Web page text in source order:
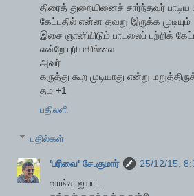
திரைத் துறையினைச் சார்ந்தவர் பாடிய
கேட்பதில் என்ன தவறு இருக்க முடியும்
இசை ஞானியிடும் பாடலைப் பற்றிக்
என்றே புரியவில்லை
அவர்
கருத்து கூற முடியாது என்று
தம +1
பதிலளி
பதில்கள்
'பரிவை' சே.குமார்
25/12/15,
வாங்க ஐயா...